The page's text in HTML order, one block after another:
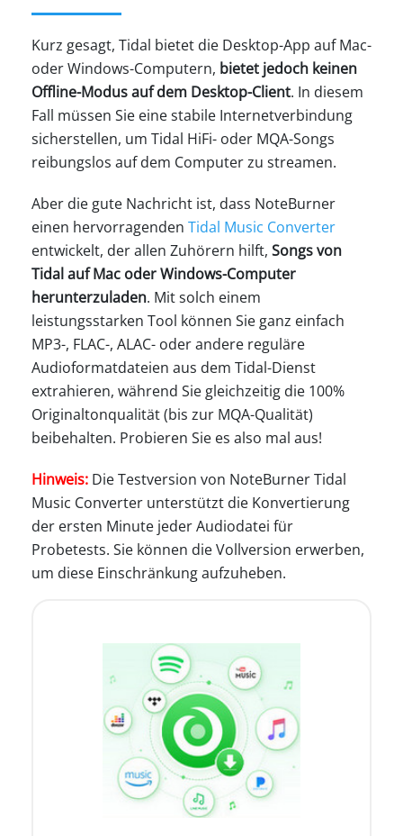
Kurz gesagt, Tidal bietet die Desktop-App auf Mac-
oder Windows-Computern, bietet jedoch keinen
Offline-Modus auf dem Desktop-Client. In diesem
Fall müssen Sie eine stabile Internetverbindung
sicherstellen, um Tidal HiFi- oder MQA-Songs
reibungslos auf dem Computer zu streamen.
Aber die gute Nachricht ist, dass NoteBurner
einen hervorragenden Tidal Music Converter
entwickelt, der allen Zuhörern hilft, Songs von
Tidal auf Mac oder Windows-Computer
herunterzuladen. Mit solch einem
leistungsstarken Tool können Sie ganz einfach
MP3-, FLAC-, ALAC- oder andere reguläre
Audioformatdateien aus dem Tidal-Dienst
extrahieren, während Sie gleichzeitig die 100%
Originaltonqualität (bis zur MQA-Qualität)
beibehalten. Probieren Sie es also mal aus!
Hinweis: Die Testversion von NoteBurner Tidal
Music Converter unterstützt die Konvertierung
der ersten Minute jeder Audiodatei für
Probetests. Sie können die Vollversion erwerben,
um diese Einschränkung aufzuheben.